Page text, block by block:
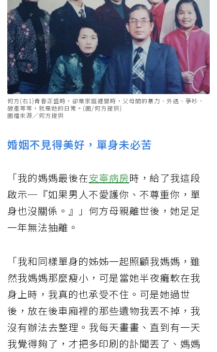
何方(右1)青春正盛時，卻是家庭遽變時，父母間的暴力、外遇、爭吵、
破產等等，就是她的日常。(圖/何方提供)
圖檔來源／何方提供
婚姻不見得美好，單身未必苦
「我的媽媽最後在安寧病房時，給了我這段
啟示─『如果男人不愛護你、不尊重你，單
身也沒關係。』」何方母親離世後，她足足
一年無法抽離。
「我和同樣單身的姊姊一起照顧我媽媽，雖
然我媽媽那麼瘦小，可是當她半夜癱軟在我
身上時，我真的也承受不住。可是她過世
後，放在後車廂裡的那些遺物我丟不掉，我
沒有辦法去整理。我每天畫畫、直到有一天
我覺得夠了，才把多印刷的訃聞丟了、媽媽